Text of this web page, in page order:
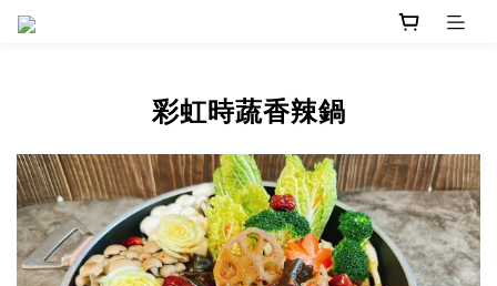
彩虹時蔬香辣鍋